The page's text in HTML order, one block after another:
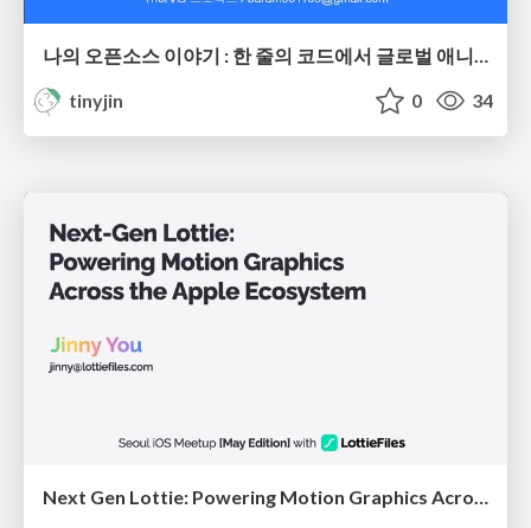
나의 오픈소스 이야기 : 한 줄의 코드에서 글로벌 애니메이션 엔진까지
tinyjin
0 34